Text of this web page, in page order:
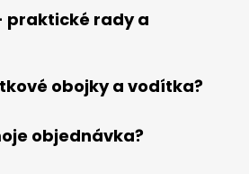
praktické rady a
obojky a vodítka?
objednávka?